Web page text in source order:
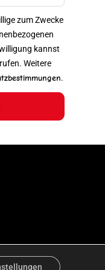
zum Zwecke
kannst
Weitere
.